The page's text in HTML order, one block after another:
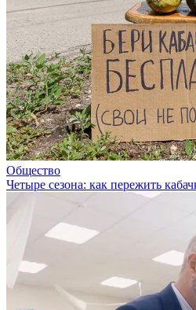
Общество
Четыре сезона: как пережить